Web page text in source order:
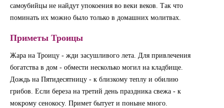
самоубийцы не найдут упокоения во веки веков. Так что
поминать их можно было только в домашних молитвах.
Приметы Троицы
Жара на Троицу - жди засушливого лета. Для привлечения
богатства в дом - обмести несколько могил на кладбище.
Дождь на Пятидесятницу - к близкому теплу и обилию
грибов. Если береза на третий день праздника свежа - к
мокрому сенокосу. Примет бытует и поныне много.